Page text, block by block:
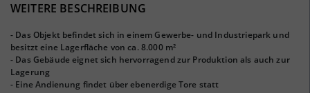
WEITERE BESCHREIBUNG
- Das Objekt befindet sich in einem Gewerbe- und Industriepark und
besitzt eine Lagerfläche von ca. 8.000 m²
- Das Gebäude eignet sich hervorragend zur Produktion als auch zur
Lagerung
- Eine Andienung findet über ebenerdige Tore statt